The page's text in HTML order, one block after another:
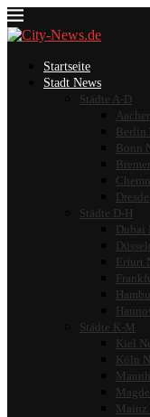
Startseite
Stadt News
Städte A-D
Berlin
Bonn
Städte D-H
Dubai
Erfurt
Städte K-M
Kiel
Köln
Mainz